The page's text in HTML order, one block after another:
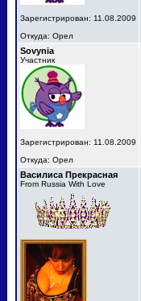
Зарегистрирован: 11.08.2009
Откуда: Орел
Sovynia
Участник
Зарегистрирован: 11.08.2009
Откуда: Орел
Василиса Прекрасная
From Russia With Love